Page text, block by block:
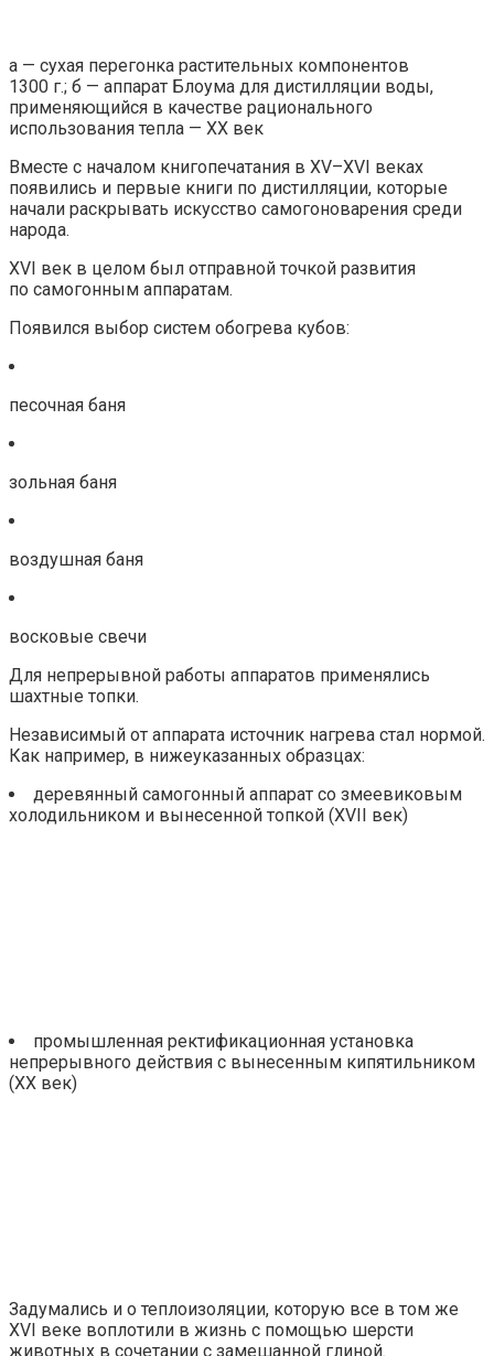
а — сухая перегонка растительных компонентов
1300 г.; б — аппарат Блоума для дистилляции воды,
применяющийся в качестве рационального
использования тепла — XX век
Вместе с началом книгопечатания в XV–XVI веках
появились и первые книги по дистилляции, которые
начали раскрывать искусство самогоноварения среди
народа.
XVI век в целом был отправной точкой развития
по самогонным аппаратам.
Появился выбор систем обогрева кубов:
песочная баня
зольная баня
воздушная баня
восковые свечи
Для непрерывной работы аппаратов применялись
шахтные топки.
Независимый от аппарата источник нагрева стал нормой.
Как например, в нижеуказанных образцах:
деревянный самогонный аппарат со змеевиковым
холодильником и вынесенной топкой (XVII век)
промышленная ректификационная установка
непрерывного действия с вынесенным кипятильником
(XX век)
Задумались и о теплоизоляции, которую все в том же
XVI веке воплотили в жизнь с помощью шерсти
животных в сочетании с замешанной глиной.